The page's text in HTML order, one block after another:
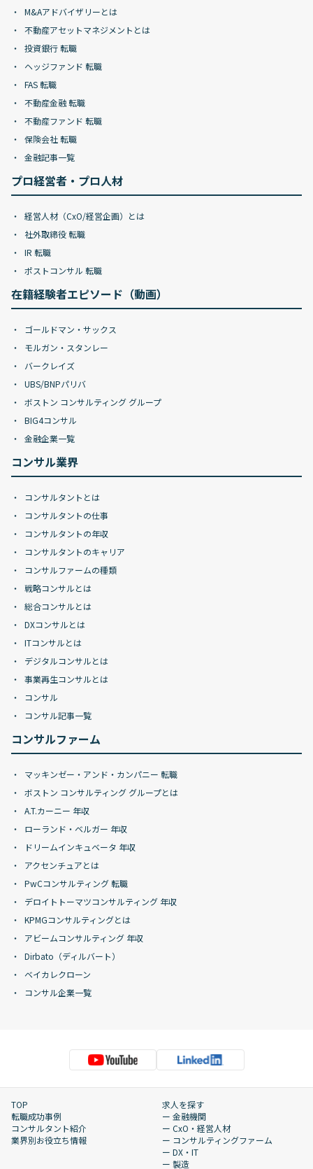
M&Aアドバイザリーとは
不動産アセットマネジメントとは
投資銀行 転職
ヘッジファンド 転職
FAS 転職
不動産金融 転職
不動産ファンド 転職
保険会社 転職
金融記事一覧
プロ経営者・プロ人材
経営人材（CxO/経営企画）とは
社外取締役 転職
IR 転職
ポストコンサル 転職
在籍経験者エピソード（動画）
ゴールドマン・サックス
モルガン・スタンレー
バークレイズ
UBS/BNPパリバ
ボストン コンサルティング グループ
BIG4コンサル
金融企業一覧
コンサル業界
コンサルタントとは
コンサルタントの仕事
コンサルタントの年収
コンサルタントのキャリア
コンサルファームの種類
戦略コンサルとは
総合コンサルとは
DXコンサルとは
ITコンサルとは
デジタルコンサルとは
事業再生コンサルとは
コンサル
コンサル記事一覧
コンサルファーム
マッキンゼー・アンド・カンパニー 転職
ボストン コンサルティング グループとは
A.T.カーニー 年収
ローランド・ベルガー 年収
ドリームインキュベータ 年収
アクセンチュアとは
PwCコンサルティング 転職
デロイトトーマツコンサルティング 年収
KPMGコンサルティングとは
アビームコンサルティング 年収
Dirbato（ディルバート）
ベイカレクローン
コンサル企業一覧
TOP
転職成功事例
コンサルタント紹介
業界別お役立ち情報
求人を探す
ー 金融機関
ー CxO・経営人材
ー コンサルティングファーム
ー DX・IT
ー 製造